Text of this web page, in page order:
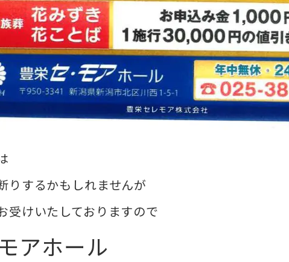
りするかもしれませんが
受けいたしておりますので
アホール